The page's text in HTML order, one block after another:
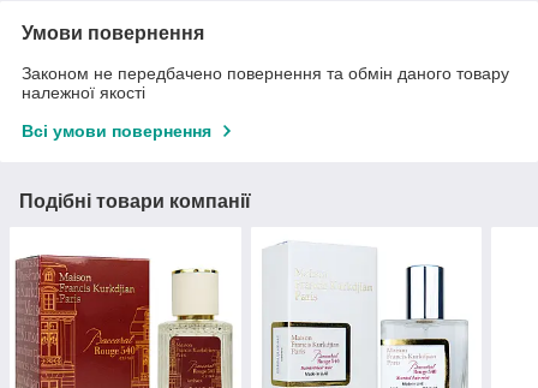
Умови повернення
Законом не передбачено повернення та обмін даного товару
належної якості
Всі умови повернення
Подібні товари компанії